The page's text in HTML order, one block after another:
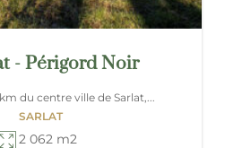
- Périgord Noir
du centre ville de Sarlat,...
SARLAT
2 062 m2